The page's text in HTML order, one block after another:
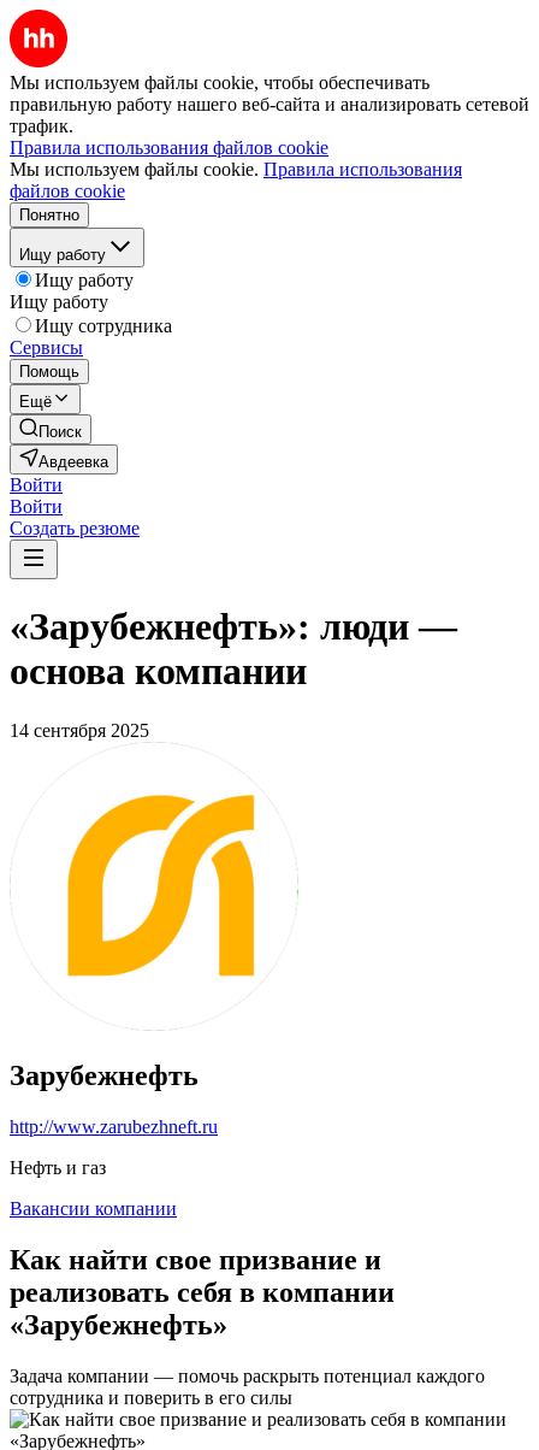
Мы используем файлы cookie, чтобы обеспечивать
правильную работу нашего веб-сайта и анализировать сетевой
трафик.
Правила использования файлов cookie
Мы используем файлы cookie. Правила использования
файлов cookie
Понятно
Ищу работу
Ищу работу
Ищу работу
Ищу сотрудника
Сервисы
Помощь
Ещё
Поиск
Авдеевка
Войти
Войти
Создать резюме
«Зарубежнефть»: люди —
основа компании
14 сентября 2025
Зарубежнефть
http://www.zarubezhneft.ru
Нефть и газ
Вакансии компании
Как найти свое призвание и
реализовать себя в компании
«Зарубежнефть»
Задача компании — помочь раскрыть потенциал каждого
сотрудника и поверить в его силы